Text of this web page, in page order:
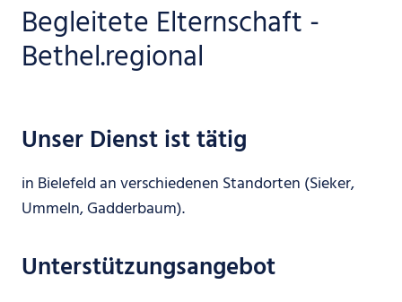
Begleitete Elternschaft -
Bethel.regional
Unser Dienst ist tätig
in Bielefeld an verschiedenen Standorten (Sieker,
Ummeln, Gadderbaum).
Unterstützungsangebot